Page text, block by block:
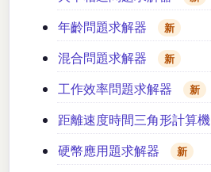
年齡問題求解器 新
混合問題求解器 新
工作效率問題求解器 新
距離速度時間三角形計算機
硬幣應用題求解器 新